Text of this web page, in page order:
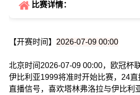
比赛详情：
【开赛时间】 2026-07-09 00:00
北京时间2026-07-09 00:00，欧冠杯
伊比利亚1999将准时开始比赛，24
直播信号，喜欢塔林弗洛拉与伊比利